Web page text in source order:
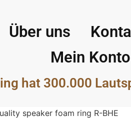
Über uns
Mein Konto
hat 300.000
speaker foam ring R-BHE